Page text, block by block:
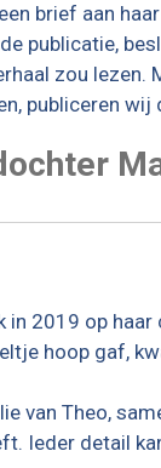
brief aan
publicatie,
zou
publiceren
in 2019 op
hoop gaf,
van Theo,
Ieder detail